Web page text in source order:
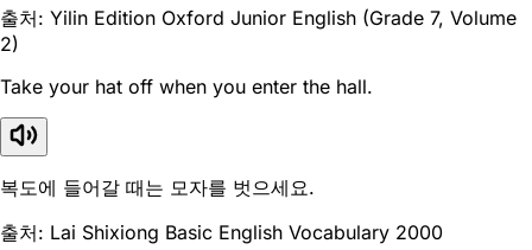
출처: Yilin Edition Oxford Junior English (Grade 7, Volume
2)
Take your hat off when you enter the hall.
복도에 들어갈 때는 모자를 벗으세요.
출처: Lai Shixiong Basic English Vocabulary 2000